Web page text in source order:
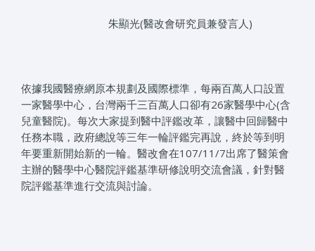
朱顯光(醫改會研究員兼發言人)
依據我國醫療網原本規劃及國際標準，每兩百萬人口設置
一家醫學中心，台灣兩千三百萬人口卻有26家醫學中心(含
兒童醫院)。每次大家提到醫中評鑑改革，讓醫中回歸醫中
任務本職，政府總說等三年一輪評鑑完再說，終於等到明
年要重新開始新的一輪。醫改會在107/11/7出席了醫策會
主辦的醫學中心醫院評鑑基準研修說明交流會議，針對醫
院評鑑基準進行交流與討論。